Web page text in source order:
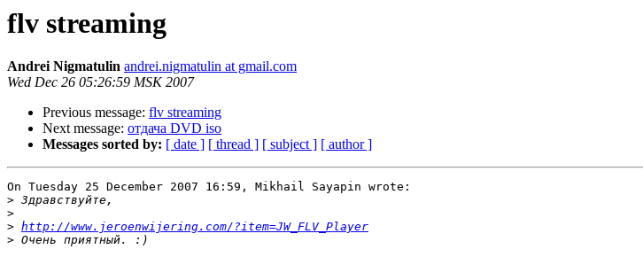
flv streaming
Andrei Nigmatulin andrei.nigmatulin at gmail.com
Wed Dec 26 05:26:59 MSK 2007
Previous message: flv streaming
Next message: отдача DVD iso
Messages sorted by: [ date ] [ thread ] [ subject ] [ author ]
On Tuesday 25 December 2007 16:59, Mikhail Sayapin wrote:
>
>
> http://www.jeroenwijering.com/?item=JW_FLV_Player
>